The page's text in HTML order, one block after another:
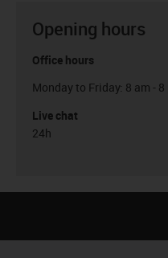
Opening hours
Office hours
Monday to Friday: 8 am - 8
Live chat
24h